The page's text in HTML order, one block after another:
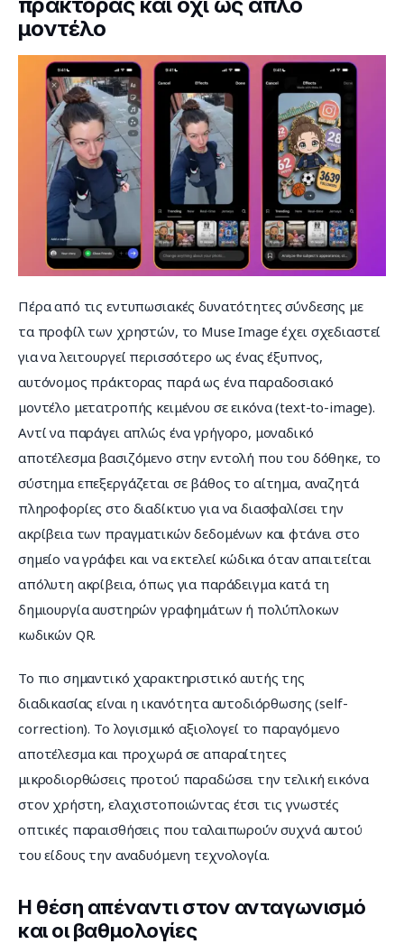
πράκτορας και όχι ως απλό
μοντέλο
Πέρα από τις εντυπωσιακές δυνατότητες σύνδεσης με
τα προφίλ των χρηστών, το Muse Image έχει σχεδιαστεί
για να λειτουργεί περισσότερο ως ένας έξυπνος,
αυτόνομος πράκτορας παρά ως ένα παραδοσιακό
μοντέλο μετατροπής κειμένου σε εικόνα (text-to-image).
Αντί να παράγει απλώς ένα γρήγορο, μοναδικό
αποτέλεσμα βασιζόμενο στην εντολή που του δόθηκε, το
σύστημα επεξεργάζεται σε βάθος το αίτημα, αναζητά
πληροφορίες στο διαδίκτυο για να διασφαλίσει την
ακρίβεια των πραγματικών δεδομένων και φτάνει στο
σημείο να γράφει και να εκτελεί κώδικα όταν απαιτείται
απόλυτη ακρίβεια, όπως για παράδειγμα κατά τη
δημιουργία αυστηρών γραφημάτων ή πολύπλοκων
κωδικών QR.
Το πιο σημαντικό χαρακτηριστικό αυτής της
διαδικασίας είναι η ικανότητα αυτοδιόρθωσης (self-
correction). Το λογισμικό αξιολογεί το παραγόμενο
αποτέλεσμα και προχωρά σε απαραίτητες
μικροδιορθώσεις προτού παραδώσει την τελική εικόνα
στον χρήστη, ελαχιστοποιώντας έτσι τις γνωστές
οπτικές παραισθήσεις που ταλαιπωρούν συχνά αυτού
του είδους την αναδυόμενη τεχνολογία.
Η θέση απέναντι στον ανταγωνισμό
και οι βαθμολογίες